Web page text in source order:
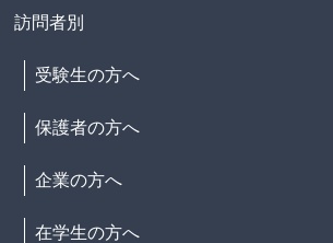
訪問者別
受験生の方へ
保護者の方へ
企業の方へ
在学生の方へ